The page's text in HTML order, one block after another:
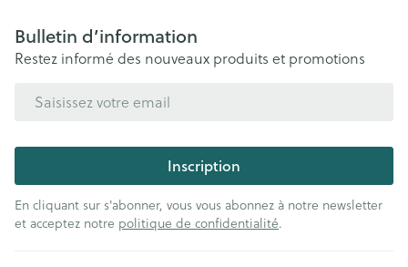
Bulletin d’information
Restez informé des nouveaux produits et promotions
Inscription
En cliquant sur s'abonner, vous vous abonnez à notre newsletter
et acceptez notre politique de confidentialité.